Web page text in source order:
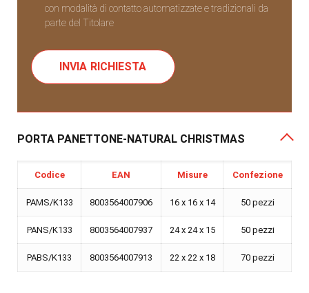
con modalità di contatto automatizzate e tradizionali da
parte del Titolare
PORTA PANETTONE-NATURAL CHRISTMAS
Codice EAN Misure Confezione
PAMS/K133 8003564007906 16 x 16 x 14 50 pezzi
PANS/K133 8003564007937 24 x 24 x 15 50 pezzi
PABS/K133 8003564007913 22 x 22 x 18 70 pezzi